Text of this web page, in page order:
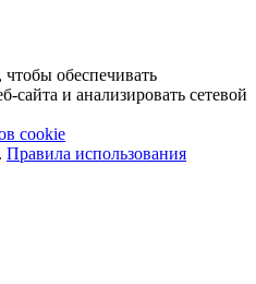
обеспечивать
сайта и анализировать сетевой
cookie
Правила использования